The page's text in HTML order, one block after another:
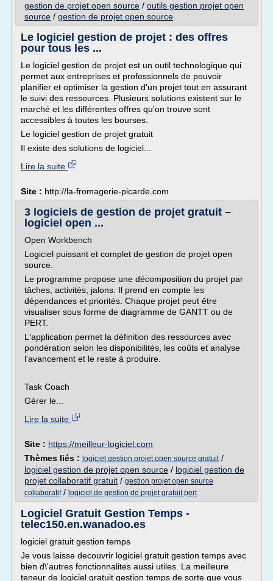
gestion de projet open source / outils gestion projet open
source / gestion de projet open source
Le logiciel gestion de projet : des offres
pour tous les ...
Le logiciel gestion de projet est un outil technologique qui
permet aux entreprises et professionnels de pouvoir
planifier et optimiser la gestion d'un projet tout en assurant
le suivi des ressources. Plusieurs solutions existent sur le
marché et les différentes offres qu'on trouve sont
accessibles à toutes les bourses.
Le logiciel gestion de projet gratuit
Il existe des solutions de logiciel...
Lire la suite
Site : http://la-fromagerie-picarde.com
3 logiciels de gestion de projet gratuit –
logiciel open ...
Open Workbench
Logiciel puissant et complet de gestion de projet open
source.
Le programme propose une décomposition du projet par
tâches, activités, jalons. Il prend en compte les
dépendances et priorités. Chaque projet peut être
visualiser sous forme de diagramme de GANTT ou de
PERT.
L'application permet la définition des ressources avec
pondération selon les disponibilités, les coûts et analyse
l'avancement et le reste à produire.
Task Coach
Gérer le...
Lire la suite
Site : https://meilleur-logiciel.com
Thèmes liés : logiciel gestion projet open source gratuit/
logiciel gestion de projet open source / logiciel gestion de
projet collaboratif gratuit / gestion projet open source
collaboratif/ logiciel de gestion de projet gratuit pert
Logiciel Gratuit Gestion Temps -
telec150.en.wanadoo.es
logiciel gratuit gestion temps
Je vous laisse decouvrir logiciel gratuit gestion temps avec
bien d\'autres fonctionnalites aussi utiles. La meilleure
teneur de logiciel gratuit gestion temps de sorte que vous